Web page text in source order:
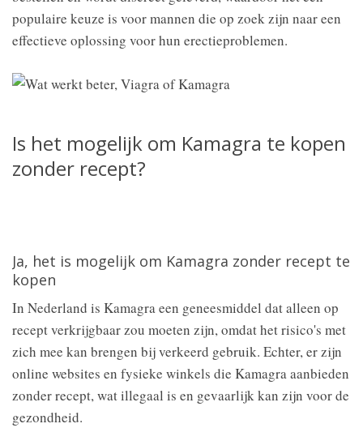
populaire keuze is voor mannen die op zoek zijn naar een
effectieve oplossing voor hun erectieproblemen.
Is het mogelijk om Kamagra te kopen
zonder recept?
Ja, het is mogelijk om Kamagra zonder recept te
kopen
In Nederland is Kamagra een geneesmiddel dat alleen op
recept verkrijgbaar zou moeten zijn, omdat het risico's met
zich mee kan brengen bij verkeerd gebruik. Echter, er zijn
online websites en fysieke winkels die Kamagra aanbieden
zonder recept, wat illegaal is en gevaarlijk kan zijn voor de
gezondheid.